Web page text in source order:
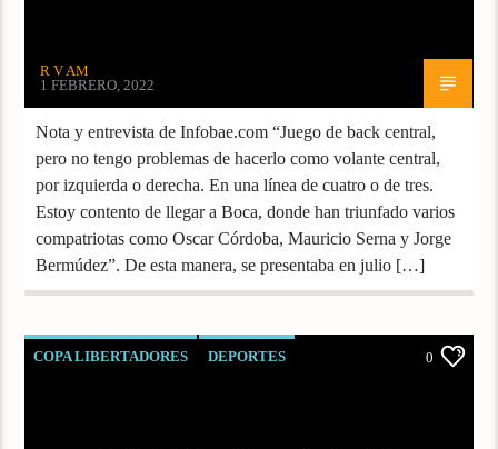
R V AM
1 FEBRERO, 2022
Nota y entrevista de Infobae.com “Juego de back central,
pero no tengo problemas de hacerlo como volante central,
por izquierda o derecha. En una línea de cuatro o de tres.
Estoy contento de llegar a Boca, donde han triunfado varios
compatriotas como Oscar Córdoba, Mauricio Serna y Jorge
Bermúdez”. De esta manera, se presentaba en julio […]
COPA LIBERTADORES DEPORTES 0